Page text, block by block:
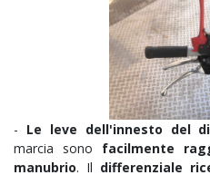
- Le leve dell'innesto del
marcia sono facilmente
manubrio. Il differenziale